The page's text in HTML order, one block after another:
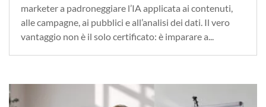
marketer a padroneggiare l’IA applicata ai contenuti,
alle campagne, ai pubblici e all’analisi dei dati. Il vero
vantaggio non è il solo certificato: è imparare a...